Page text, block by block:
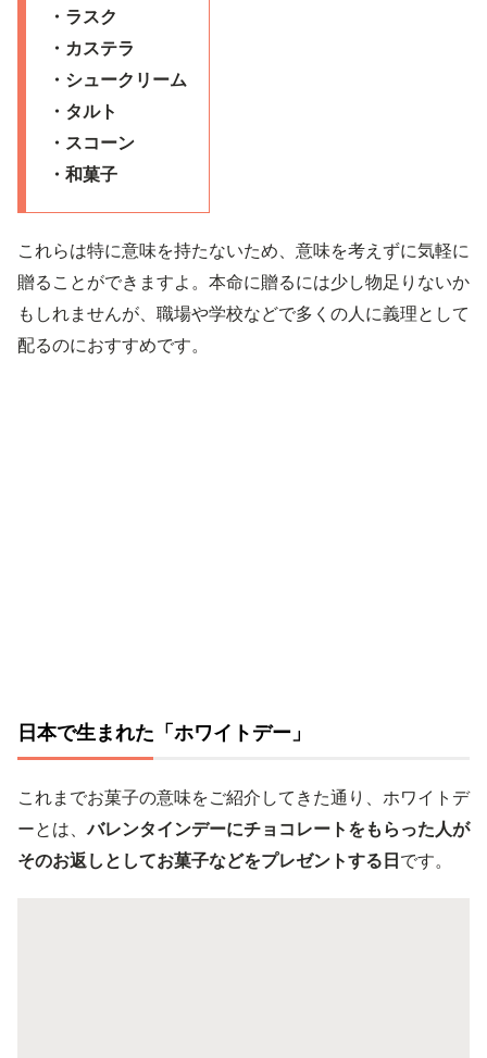
・ラスク
・カステラ
・シュークリーム
・タルト
・スコーン
・和菓子
これらは特に意味を持たないため、意味を考えずに気軽に
贈ることができますよ。本命に贈るには少し物足りないか
もしれませんが、職場や学校などで多くの人に義理として
配るのにおすすめです。
日本で生まれた「ホワイトデー」
これまでお菓子の意味をご紹介してきた通り、ホワイトデ
ーとは、バレンタインデーにチョコレートをもらった人が
そのお返しとしてお菓子などをプレゼントする日です。